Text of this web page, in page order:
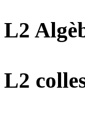
L2
L2